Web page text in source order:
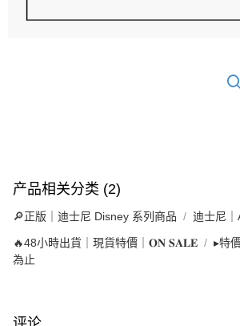
产品相关分类 (2)
🔎正版｜迪士尼 Disney 系列商品 迪士尼
🔥48小時出貨｜現貨特價｜𝐎𝐍 𝐒𝐀𝐋𝐄
▸特
為止